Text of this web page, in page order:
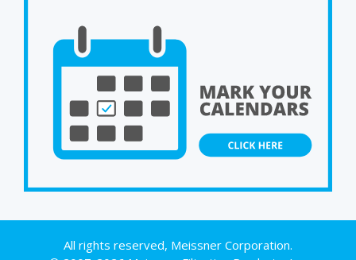
All rights reserved, Meissner Corporation.